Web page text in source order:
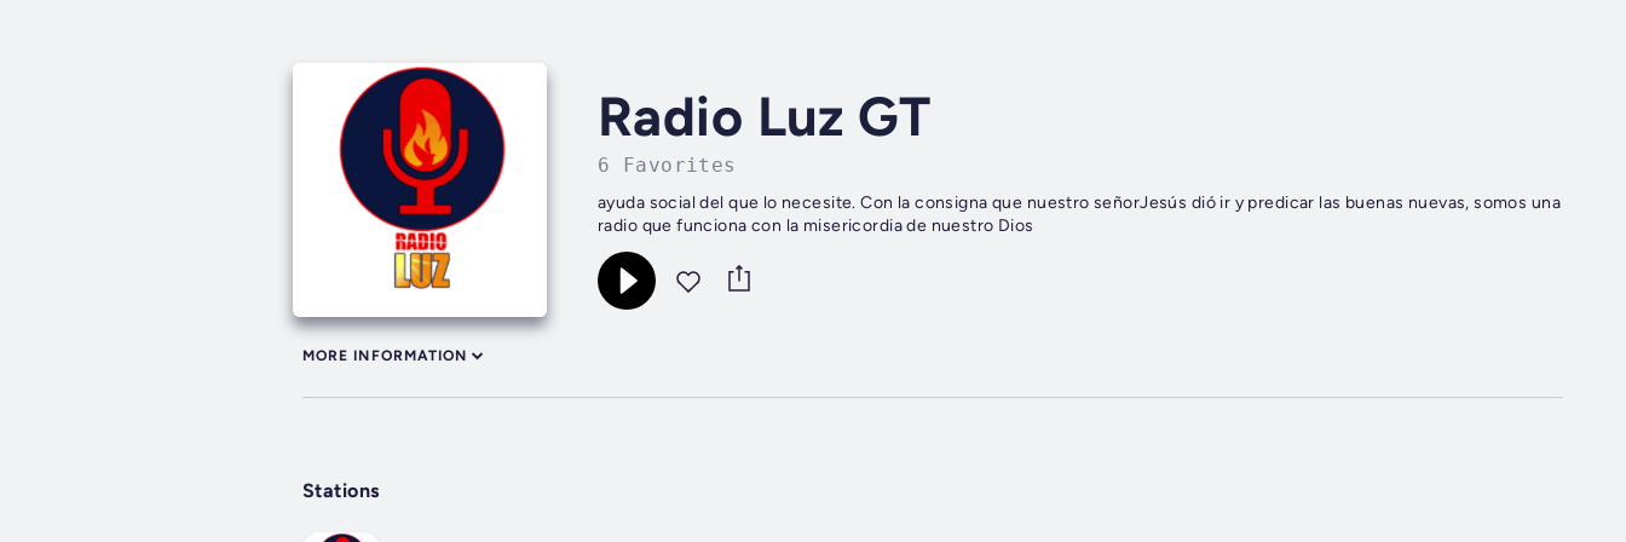
Radio Luz GT
6 Favorites
ayuda social del que lo necesite. Con la consigna que nuestro señorJesús dió ir y predicar las buenas nuevas, somos una
radio que funciona con la misericordia de nuestro Dios
MORE INFORMATION
Stations